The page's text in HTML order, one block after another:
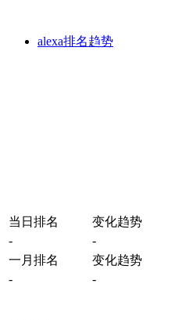
alexa排名趋势
当日排名 变化趋势
-
-
一月排名
变化趋势
-
-